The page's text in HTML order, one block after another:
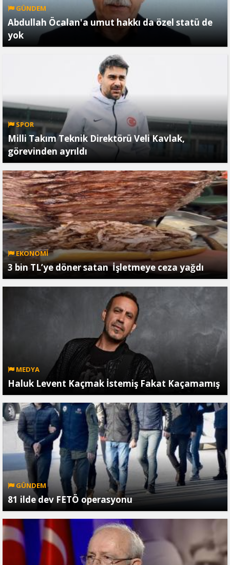
GÜNDEM
Abdullah Öcalan'a umut hakkı da özel statü de
yok
SPOR
Milli Takım Teknik Direktörü Veli Kavlak,
görevinden ayrıldı
EKONOMİ
3 bin TL’ye döner satan İşletmeye ceza yağdı
MEDYA
Haluk Levent Kaçmak İstemiş Fakat Kaçamamış
GÜNDEM
81 ilde dev FETÖ operasyonu